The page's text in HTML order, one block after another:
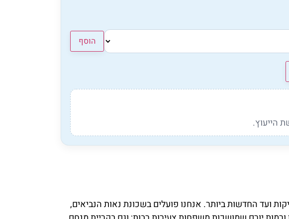
הוסף
הייעוץ.
ועד החדשות ביותר. אנחנו פועלים בשכונת נאות הנביאים,